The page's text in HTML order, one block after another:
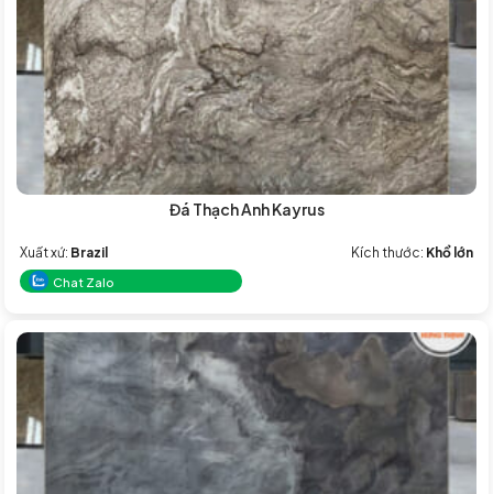
Đá Thạch Anh Kayrus
Xuất xứ: Brazil Kích thước: Khổ lớn
Chat Zalo